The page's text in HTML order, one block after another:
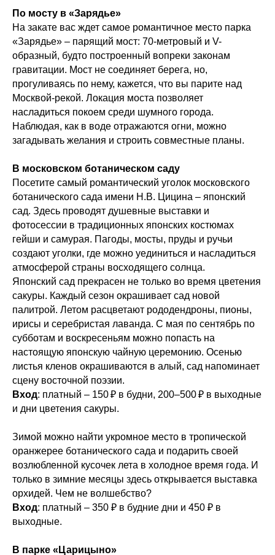
По мосту в «Зарядье»
На закате вас ждет самое романтичное место парка
«Зарядье» – парящий мост: 70-метровый и V-
образный, будто построенный вопреки законам
гравитации. Мост не соединяет берега, но,
прогуливаясь по нему, кажется, что вы парите над
Москвой‑рекой. Локация моста позволяет
насладиться покоем среди шумного города.
Наблюдая, как в воде отражаются огни, можно
загадывать желания и строить совместные планы.
В московском ботаническом саду
Посетите самый романтический уголок московского
ботанического сада имени Н.В. Цицина – японский
сад. Здесь проводят душевные выставки и
фотосессии в традиционных японских костюмах
гейши и самурая. Пагоды, мосты, пруды и ручьи
создают уголки, где можно уединиться и насладиться
атмосферой страны восходящего солнца.
Японский сад прекрасен не только во время цветения
сакуры. Каждый сезон окрашивает сад новой
палитрой. Летом расцветают рододендроны, пионы,
ирисы и серебристая лаванда. С мая по сентябрь по
субботам и воскресеньям можно попасть на
настоящую японскую чайную церемонию. Осенью
листья кленов окрашиваются в алый, сад напоминает
сцену восточной поэзии.
Вход: платный – 150 ₽ в будни, 200–500 ₽ в выходные
и дни цветения сакуры.
Зимой можно найти укромное место в тропической
оранжерее ботанического сада и подарить своей
возлюбленной кусочек лета в холодное время года. И
только в зимние месяцы здесь открывается выставка
орхидей. Чем не волшебство?
Вход: платный – 350 ₽ в будние дни и 450 ₽ в
выходные.
В парке «Царицыно»